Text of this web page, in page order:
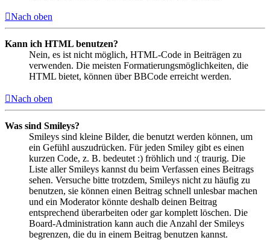
Nach oben
Kann ich HTML benutzen?
Nein, es ist nicht möglich, HTML-Code in Beiträgen zu
verwenden. Die meisten Formatierungsmöglichkeiten, die
HTML bietet, können über BBCode erreicht werden.
Nach oben
Was sind Smileys?
Smileys sind kleine Bilder, die benutzt werden können, um
ein Gefühl auszudrücken. Für jeden Smiley gibt es einen
kurzen Code, z. B. bedeutet :) fröhlich und :( traurig. Die
Liste aller Smileys kannst du beim Verfassen eines Beitrags
sehen. Versuche bitte trotzdem, Smileys nicht zu häufig zu
benutzen, sie können einen Beitrag schnell unlesbar machen
und ein Moderator könnte deshalb deinen Beitrag
entsprechend überarbeiten oder gar komplett löschen. Die
Board-Administration kann auch die Anzahl der Smileys
begrenzen, die du in einem Beitrag benutzen kannst.